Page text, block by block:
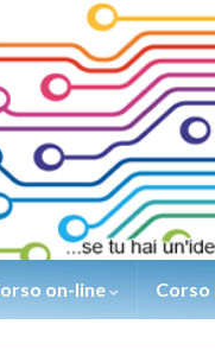
on-line Corso